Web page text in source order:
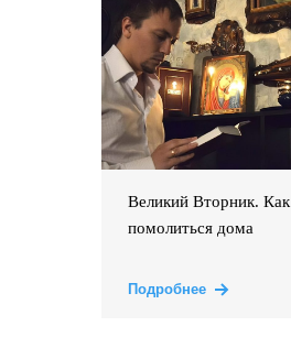
Великий Вторник. Как
помолиться дома
Подробнее